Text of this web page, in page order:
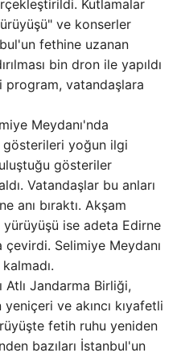
Kutlamalar
ve konserler
fethine uzanan
bin dron ile yapıldı
vatandaşlara
Meydanı'nda
yoğun ilgi
gösteriler
Vatandaşlar bu anları
anı bıraktı. Akşam
ise adeta Edirne
çevirdi. Selimiye Meydanı
Atlı Jandarma Birliği,
ve akıncı kıyafetli
fetih ruhu yeniden
bazıları İstanbul'un